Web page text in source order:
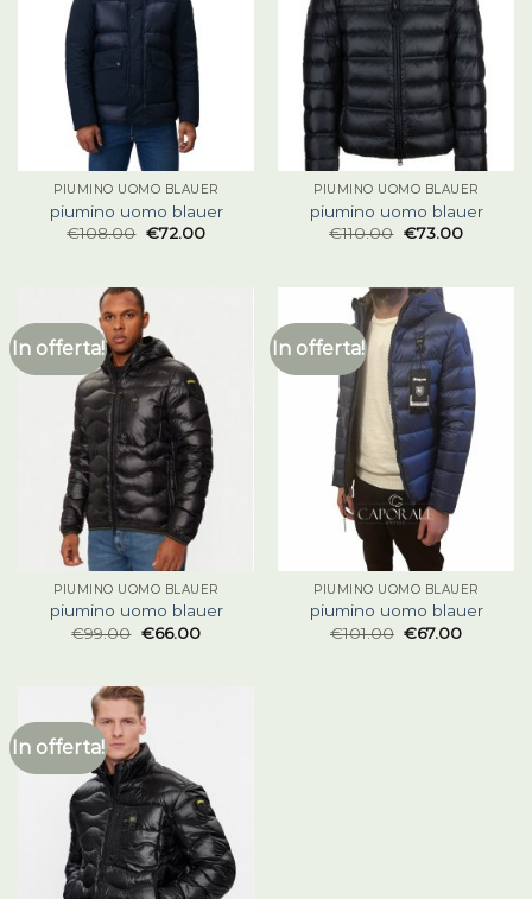
PIUMINO UOMO BLAUER
piumino uomo blauer
€108.00 €72.00
PIUMINO UOMO BLAUER
piumino uomo blauer
€110.00 €73.00
In offerta!
PIUMINO UOMO BLAUER
piumino uomo blauer
€99.00 €66.00
In offerta!
PIUMINO UOMO BLAUER
piumino uomo blauer
€101.00 €67.00
In offerta!